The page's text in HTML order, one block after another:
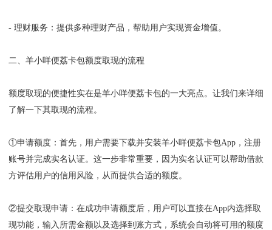
- 理财服务：提供多种理财产品，帮助用户实现资金增值。
二、羊小咩便荔卡包额度取现的流程
额度取现的便捷性实在是羊小咩便荔卡包的一大亮点。让我们来详细
了解一下其取现的流程。
①申请额度 ： 首先，用户需要下载并安装羊小咩便荔卡包App，注册
账号并完成实名认证。这一步非常重要，因为实名认证可以帮助借款
方评估用户的信用风险，从而提供合适的额度。
②提交取现申请 ： 在成功申请额度后，用户可以直接在App内选择取
现功能，输入所需金额以及选择到账方式，系统会自动将可用的额度